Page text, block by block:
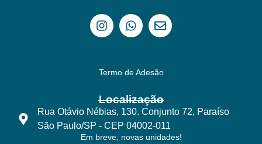
Termo de Adesão
Localização
Rua Otávio Nébias, 130. Conjunto 72, Paraíso
São Paulo/SP - CEP 04002-011
Em breve, novas unidades!